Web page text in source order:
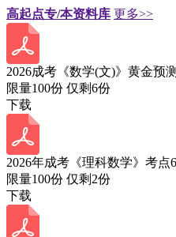
高起点专/本资料库 更多>>
2026成考《数学(文)》黄金预
限量100份 仅剩6份
下载
2026年成考《理科数学》考点
限量100份 仅剩 2份
下载